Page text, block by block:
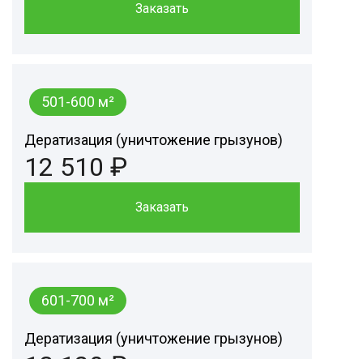
Заказать
501-600 м²
Дератизация (уничтожение грызунов)
12 510 ₽
Заказать
601-700 м²
Дератизация (уничтожение грызунов)